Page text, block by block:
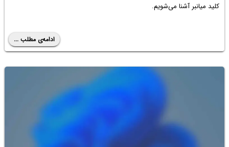
کلید میانبر آشنا می‌شویم.
ادامه‌ی مطلب ...